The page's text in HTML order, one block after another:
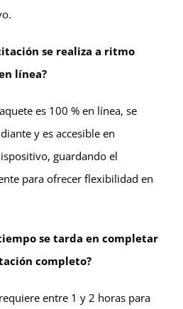
se realiza a ritmo
línea?
es 100 % en línea, se
y es accesible en
guardando el
para ofrecer flexibilidad en
se tarda en completar
completo?
entre 1 y 2 horas para